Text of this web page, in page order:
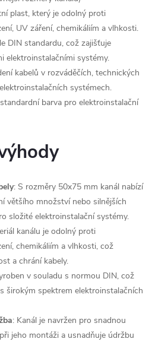
plast, který je odolný proti
UV záření, chemikáliím a vlhkosti.
DIN standardu, což zajišťuje
elektroinstalačními systémy.
kabelů v rozváděčích, technických
systémech.
barva pro elektroinstalační
: S rozměry 50x75 mm kanál nabízí
většího množství nebo silnějších
složité elektroinstalační systémy.
kanálu je odolný proti
chemikáliím a vlhkosti, což
a chrání kabely.
v souladu s normou DIN, což
širokým spektrem elektroinstalačních
: Kanál je navržen pro snadnou
jeho montáži a usnadňuje údržbu